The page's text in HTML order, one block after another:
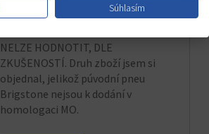
NELZE HODNOTIT, DLE
ZKUŠENOSTÍ. Druh zboží jsem si
objednal, jelikož púvodní pneu
Brigstone nejsou k dodání v
homologaci MO.
Súhlasím